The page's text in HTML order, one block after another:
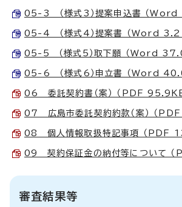
05-3 （様式3）提案申込書 （Word
05-4 （様式4）提案書 （Word
05-5 （様式5）取下願 （Word
05-6 （様式6）申立書 （Word
06 委託契約書（案） （PDF 95.9KB
07 広島市委託契約約款（案） （
08 個人情報取扱特記事項 （PDF
09 契約保証金の納付等について
審査結果等